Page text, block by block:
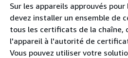
Sur les appareils approuvés
devez installer un ensemble de
tous les certificats de la chaîne,
l'appareil à l'autorité de
Vous pouvez utiliser votre